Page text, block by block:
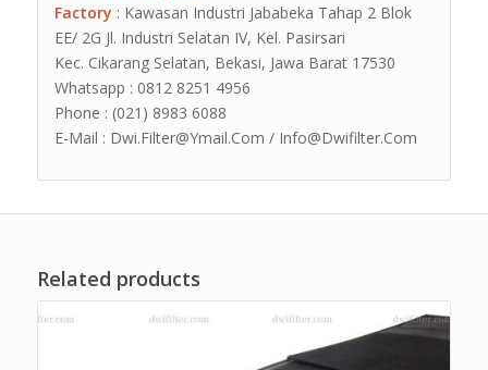
Factory : Kawasan Industri Jababeka Tahap 2 Blok
EE/ 2G Jl. Industri Selatan IV, Kel. Pasirsari
Kec. Cikarang Selatan, Bekasi, Jawa Barat 17530
Whatsapp : 0812 8251 4956
Phone : (021) 8983 6088
E-Mail : Dwi.Filter@Ymail.Com / Info@Dwifilter.Com
Related products